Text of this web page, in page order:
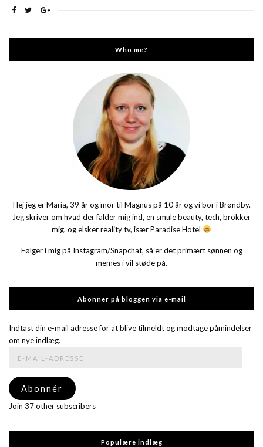
Who me?
Hej jeg er Maria, 39 år og mor til Magnus på 10 år og vi bor i Brøndby.
Jeg skriver om hvad der falder mig ind, en smule beauty, tech, brokker
mig, og elsker reality tv, især Paradise Hotel
Følger i mig på Instagram/Snapchat, så er det primært sønnen og
memes i vil støde på.
Abonner på bloggen via e-mail
Indtast din e-mail adresse for at blive tilmeldt og modtage påmindelser
om nye indlæg.
adresse
Abonnér
Join 37 other subscribers
Populære indlæg